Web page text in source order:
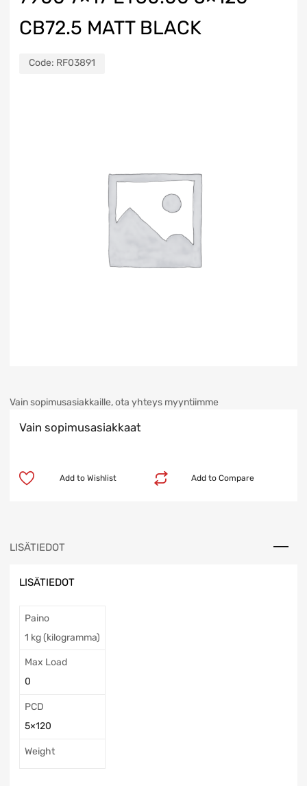
CB72.5 MATT BLACK
Code: RF03891
Vain sopimusasiakkaille, ota yhteys myyntiimme
Vain sopimusasiakkaat
Add to Compare
Add to Wishlist
LISÄTIEDOT
LISÄTIEDOT
Paino
1 kg (kilogramma)
Max Load
0
PCD
5×120
Weight